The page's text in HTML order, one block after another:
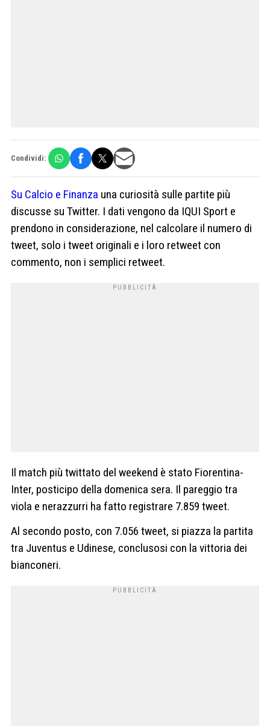
Condividi:
Su Calcio e Finanza una curiosità sulle partite più
discusse su Twitter. I dati vengono da IQUI Sport e
prendono in considerazione, nel calcolare il numero di
tweet, solo i tweet originali e i loro retweet con
commento, non i semplici retweet.
Il match più twittato del weekend è stato Fiorentina-
Inter, posticipo della domenica sera. Il pareggio tra
viola e nerazzurri ha fatto registrare 7.859 tweet.
Al secondo posto, con 7.056 tweet, si piazza la partita
tra Juventus e Udinese, conclusosi con la vittoria dei
bianconeri.